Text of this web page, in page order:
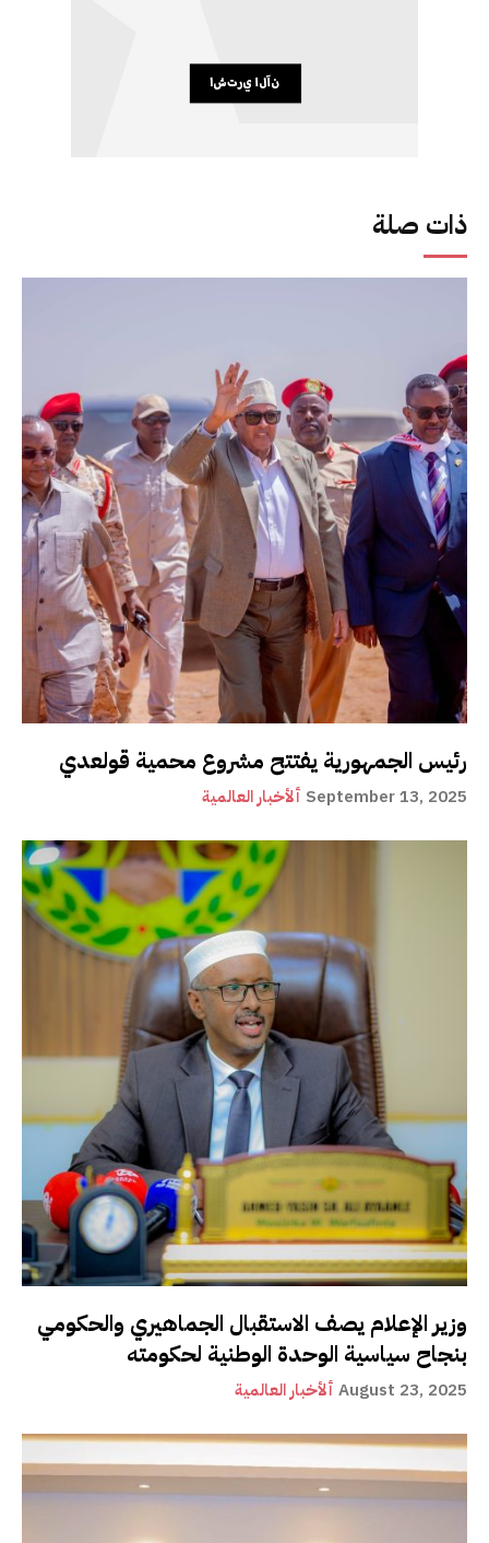
ذات صلة
رئيس الجمهورية يفتتح مشروع محمية قولعدي
ألأخبار العالمية September 13, 2025
وزير الإعلام يصف الاستقبال الجماهيري والحكومي
بنجاح سياسية الوحدة الوطنية لحكومته
ألأخبار العالمية August 23, 2025